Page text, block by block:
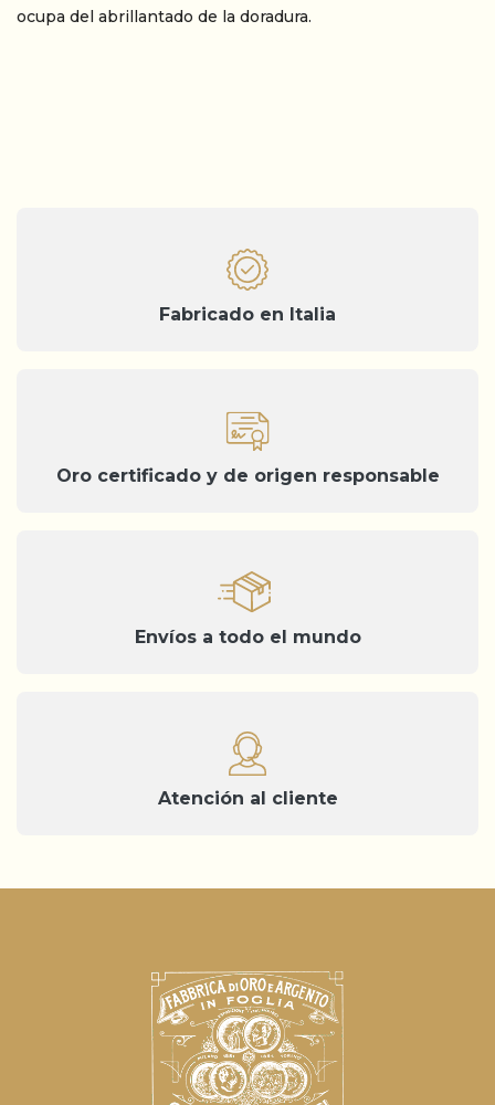
ocupa del abrillantado de la doradura.
Fabricado en Italia
Oro certificado y de origen responsable
Envíos a todo el mundo
Atención al cliente